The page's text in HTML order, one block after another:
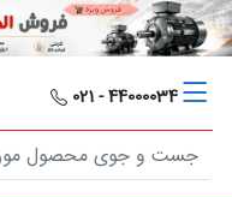
دلکو
صنعت
محصولات
44000034 - 021